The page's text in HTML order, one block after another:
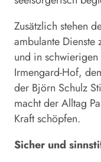
Zusätzlich stehen
ambulante Dienste
und in schwierigen
Irmengard-Hof,
der Björn Schulz
macht der Alltag
Kraft schöpfen.
Sicher und